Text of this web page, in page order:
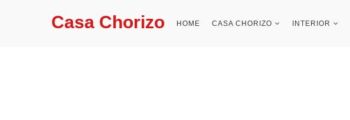
Casa Chorizo HOME CASA CHORIZO INTERIOR